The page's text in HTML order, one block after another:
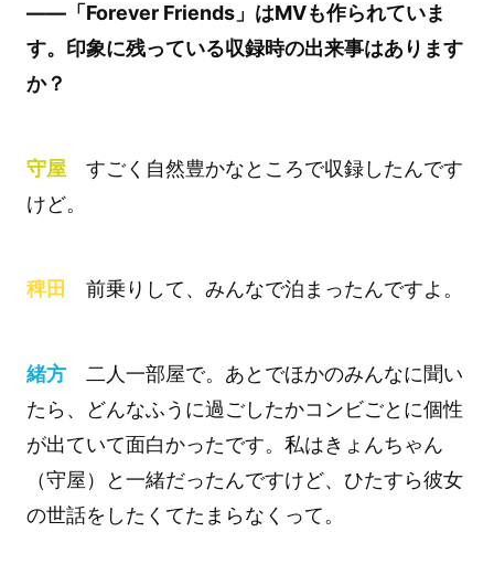
――「Forever Friends」はMVも作られていま
す。印象に残っている収録時の出来事はあります
か？
守屋 すごく自然豊かなところで収録したんです
けど。
稗田 前乗りして、みんなで泊まったんですよ。
緒方二人一部屋で。あとでほかのみんなに聞い
たら、どんなふうに過ごしたかコンビごとに個性
が出ていて面白かったです。私はきょんちゃん
（守屋）と一緒だったんですけど、ひたすら彼女
の世話をしたくてたまらなくって。